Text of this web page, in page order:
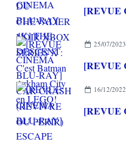
25/07/2023
16/12/2022